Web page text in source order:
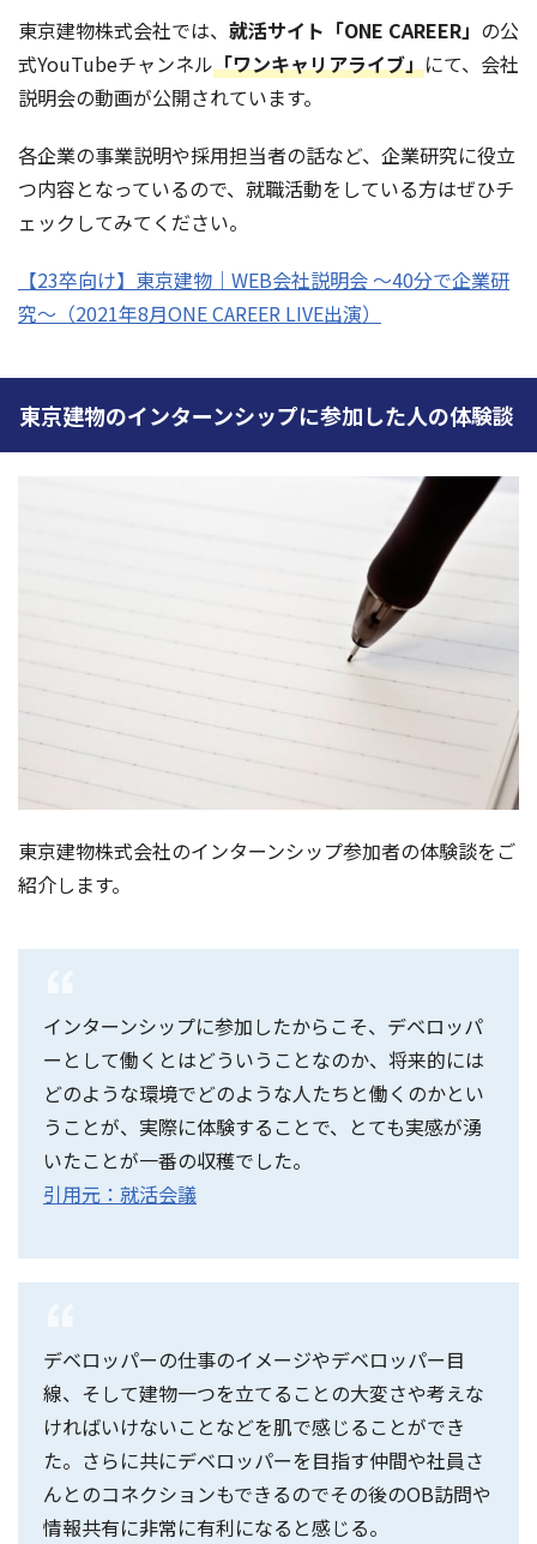
東京建物株式会社では、 就活サイト「ONE CAREER」 の公
式YouTubeチャンネル「ワンキャリアライブ」にて、会社
説明会の動画が公開されています。
各企業の事業説明や採用担当者の話など、企業研究に役立
つ内容となっているので、就職活動をしている方はぜひチ
ェックしてみてください。
【23卒向け】東京建物｜WEB会社説明会 〜40分で企業研
究〜（2021年8月ONE CAREER LIVE出演）
東京建物のインターンシップに参加した人の体験談
東京建物株式会社のインターンシップ参加者の体験談をご
紹介します。
インターンシップに参加したからこそ、デベロッパ
ーとして働くとはどういうことなのか、将来的には
どのような環境でどのような人たちと働くのかとい
うことが、実際に体験することで、とても実感が湧
いたことが一番の収穫でした。
引用元：就活会議
デベロッパーの仕事のイメージやデベロッパー目
線、そして建物一つを立てることの大変さや考えな
ければいけないことなどを肌で感じることができ
た。さらに共にデベロッパーを目指す仲間や社員さ
んとのコネクションもできるのでその後のOB訪問や
情報共有に非常に有利になると感じる。